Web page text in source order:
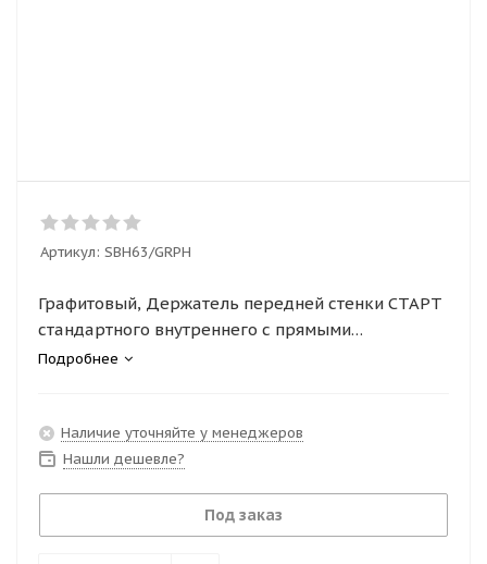
Артикул: SBH63/GRPH
Графитовый, Держатель передней стенки СТАРТ
стандартного внутреннего с прямыми
боковинами (SBH63/GRPH)
Подробнее
Наличие уточняйте у менеджеров
Нашли дешевле?
Под заказ